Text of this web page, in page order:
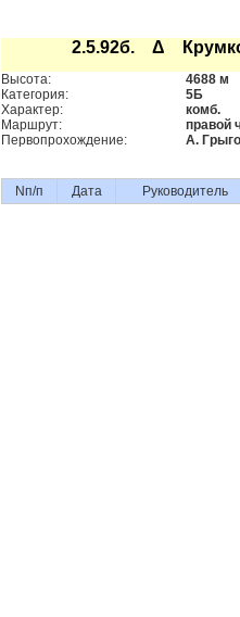
2.5.92б. Δ
Высота:
4688 м
Категория:
5Б
Характер:
комб.
Маршрут:
правой
Первопрохождение:
А.
Nп/п Дата Руководитель